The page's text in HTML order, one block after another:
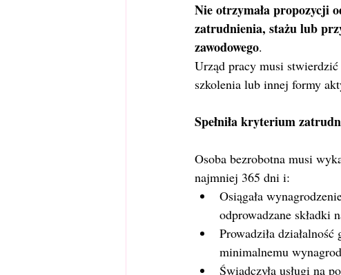
Nie otrzymała propozycji
zatrudnienia, stażu lub
zawodowego.
Urząd pracy musi
szkolenia lub innej formy
Spełniła kryterium
Osoba bezrobotna musi
najmniej 365 dni i:
Osiągała
odprowadzane składki
Prowadziła
minimalnemu
Świadczyła usługi na